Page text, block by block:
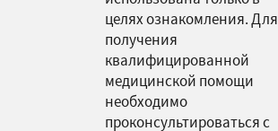
целях ознакомления. Для
получения
квалифицированной
медицинской помощи
необходимо
проконсультироваться с